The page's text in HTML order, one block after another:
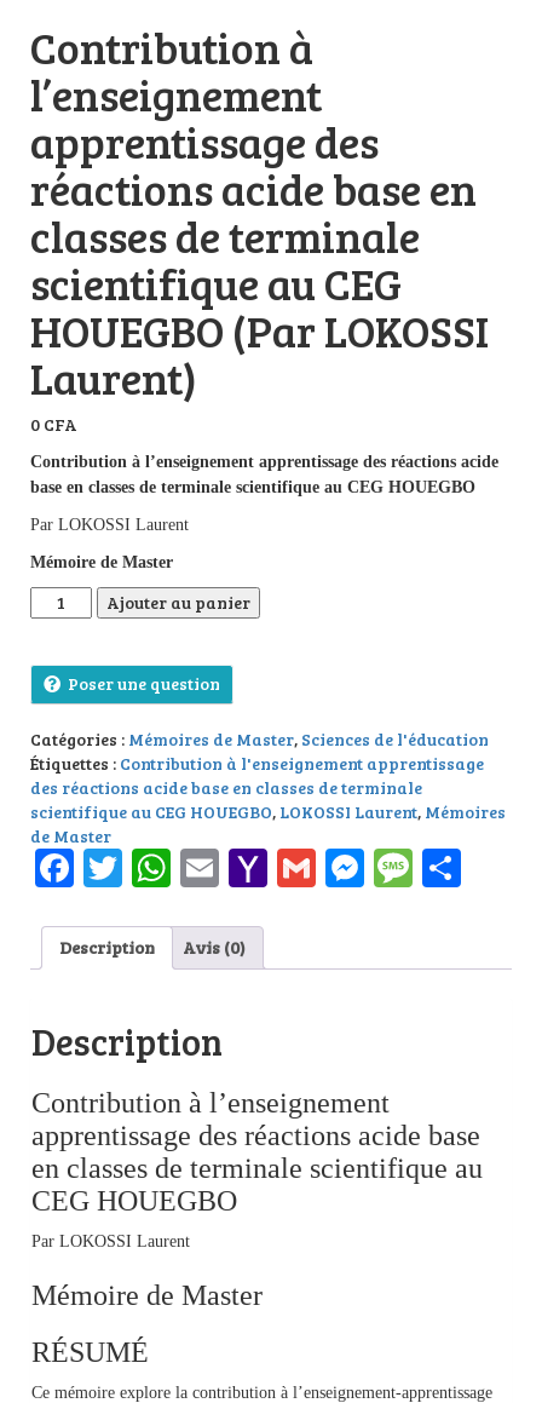
Contribution à
l’enseignement
apprentissage des
réactions acide base en
classes de terminale
scientifique au CEG
HOUEGBO (Par LOKOSSI
Laurent)
0 CFA
Contribution à l’enseignement apprentissage des réactions acide
base en classes de terminale scientifique au CEG HOUEGBO
Par LOKOSSI Laurent
Mémoire de Master
quantité de Contribution à l'enseignement apprentissage des
Ajouter au panier
Poser une question
Catégories : Mémoires de Master, Sciences de l'éducation
Étiquettes : Contribution à l'enseignement apprentissage
des réactions acide base en classes de terminale
scientifique au CEG HOUEGBO, LOKOSSI Laurent, Mémoires
de Master
Facebook
Twitter
WhatsApp
EmailYahoo
Mail
Gmail
Description Avis (0)
Description
Contribution à l’enseignement
apprentissage des réactions acide base
en classes de terminale scientifique au
CEG HOUEGBO
Par LOKOSSI Laurent
Mémoire de Master
RÉSUMÉ
Ce mémoire explore la contribution à l’enseignement-apprentissage